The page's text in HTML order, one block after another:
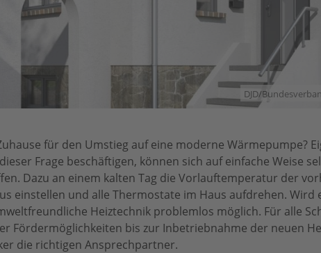
DJD/
für den Umstieg auf eine moderne Wärmepumpe?
Frage beschäftigen, können sich auf einfache Weise
Dazu an einem kalten Tag die Vorlauftemperatur der
einstellen und alle Thermostate im Haus aufdrehen. Wird
Heiztechnik problemlos möglich. Für alle
Fördermöglichkeiten bis zur Inbetriebnahme der neuen
die richtigen Ansprechpartner.